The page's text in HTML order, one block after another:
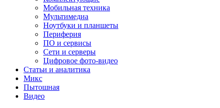
Мобильная техника
Мультимедиа
Ноутбуки и планшеты
Периферия
ПО и сервисы
Сети и серверы
Цифровое фото-видео
Статьи и аналитика
Микс
Пытошная
Видео